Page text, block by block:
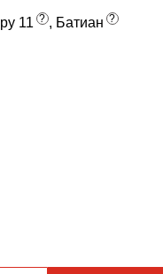
11 ? , Батиан ?